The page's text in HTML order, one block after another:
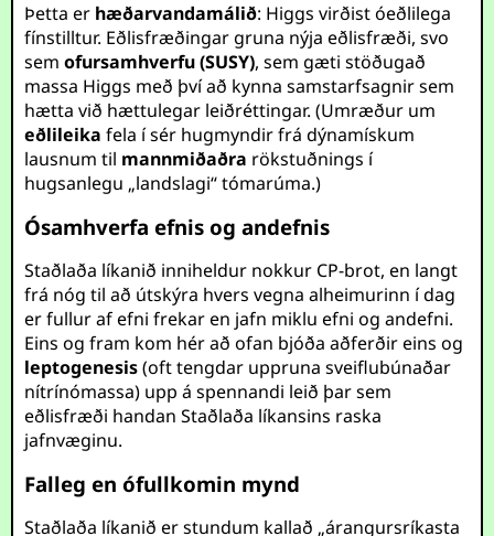
Þetta er hæðarvandamálið: Higgs virðist óeðlilega
fínstilltur. Eðlisfræðingar gruna nýja eðlisfræði, svo
semofursamhverfu (SUSY), sem gæti stöðugað
massa Higgs með því að kynna samstarfsagnir sem
hætta við hættulegar leiðréttingar. (Umræður um
eðlileika fela í sér hugmyndir frá dýnamískum
lausnum til mannmiðaðra rökstuðnings í
hugsanlegu „landslagi“ tómarúma.)
Ósamhverfa efnis og andefnis
Staðlaða líkanið inniheldur nokkur CP-brot, en langt
frá nóg til að útskýra hvers vegna alheimurinn í dag
er fullur af efni frekar en jafn miklu efni og andefni.
Eins og fram kom hér að ofan bjóða aðferðir eins og
leptogenesis(oft tengdar uppruna sveiflubúnaðar
nítrínómassa) upp á spennandi leið þar sem
eðlisfræði handan Staðlaða líkansins raska
jafnvæginu.
Falleg en ófullkomin mynd
Staðlaða líkanið er stundum kallað „árangursríkasta